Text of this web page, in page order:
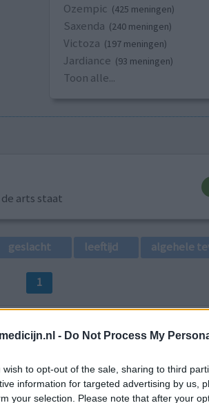
- Do Not Process My
wish to opt-out of the sale, sharing to third
information for targeted advertising by us,
your selection. Please note that after your
Ozempic (425 meningen)
Saxenda (240 meningen)
Victoza (197 meningen)
Jardiance (93 meningen)
Toon alle...
arts staat
geslacht leeftijd algehele
1